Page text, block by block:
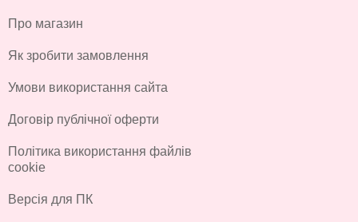
Про магазин
Як зробити замовлення
Умови використання сайта
Договір публічної оферти
Політика використання файлів
cookie
Версія для ПК